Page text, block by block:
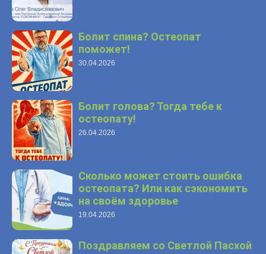
Болит спина? Остеопат
поможет!
30.04.2026
Болит голова? Тогда тебе к
остеопату!
26.04.2026
Сколько может стоить ошибка
остеопата? Или как сэкономить
на своём здоровье
19.04.2026
Поздравляем со Светлой Пасхой